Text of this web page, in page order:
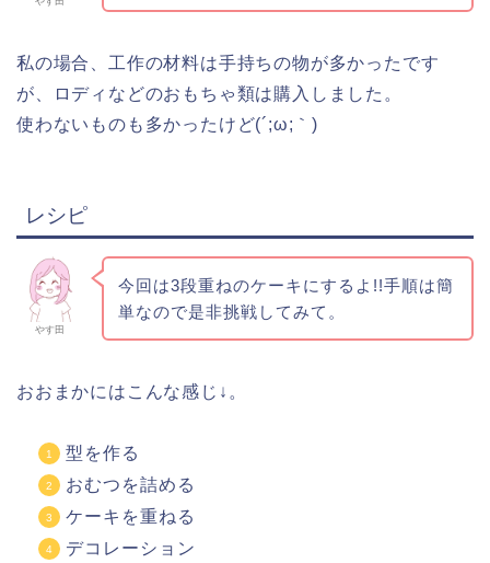
周りは紙じゃなくてタオルにしますっていう方は型は
おむつを詰める
丸い型を久崩さないように丁寧に敷き詰めていきま
す。
よりも個数が入るのでもらう側は嬉しいかも。